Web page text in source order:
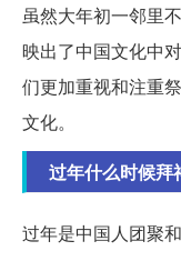
虽然大年初一邻里
映出了中国文化中
们更加重视和注重
文化。
过年什么时候拜
过年是中国人团聚